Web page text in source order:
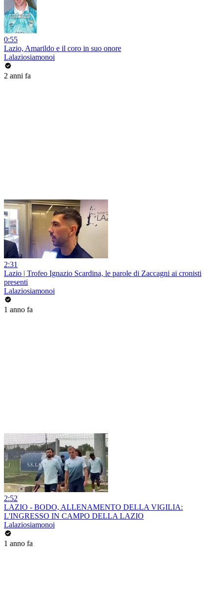
0:55
Lazio, Amarildo e il coro in suo onore
Lalaziosiamonoi
2 anni fa
2:31
Lazio | Trofeo Ignazio Scardina, le parole di Zaccagni ai cronisti
presenti
Lalaziosiamonoi
1 anno fa
2:52
LAZIO - BODO, ALLENAMENTO DELLA VIGILIA:
L'INGRESSO IN CAMPO DELLA LAZIO
Lalaziosiamonoi
1 anno fa